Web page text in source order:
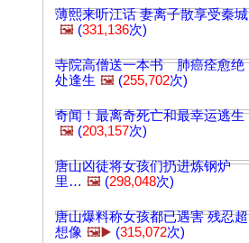
薄熙来听江话 妻离子散享受秦城
🖼️ (331,136次)
寺院高僧送一本书 肺癌痊愈绝
处逢生 🖼️ (255,702次)
奇闻！最离奇死亡和最幸运逃生
🖼️ (203,157次)
唐山凶徒将女孩们扔进炼钢炉
里… 🖼️ (298,048次)
唐山爆料称女孩都已遇害 残忍超
想像 🖼️▶️ (315,072次)